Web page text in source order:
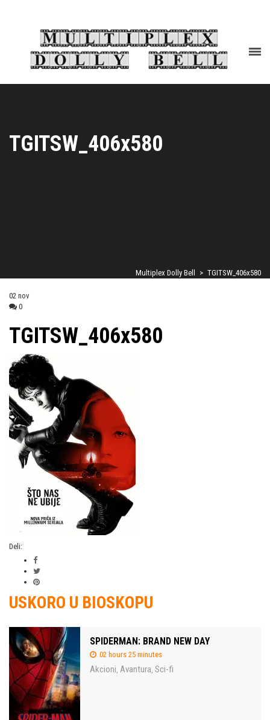
TGITSW_406x580
Multiplex Dolly Bell > TGITSW_406x580
02 nov
0
TGITSW_406x580
Deli:
USKORO U BIOSKOPU
SPIDERMAN: BRAND NEW DAY
02 hours 25 minutes
Akcioni, Avantura, Sci-fi